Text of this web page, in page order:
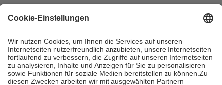
mit.
Grundsätzlich leisten Mitglieder Zuzahlungen in Höhe von zehn
höchstens zehn Euro.
Es sind jedoch nie mehr als die tatsächlichen
Kosten der Leistung zu entrichten.
Diese Regeln gelten grundsätzlich auch für Online-Apotheken.
Bei Heilmitteln und häuslicher Krankenpflege beträgt die
Zuzahlung zehn Prozent der Kosten sowie zehn Euro je